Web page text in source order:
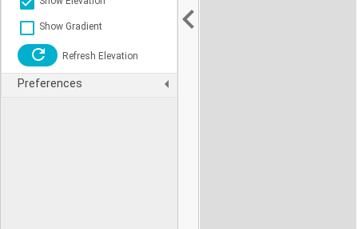
Show Gradient
Refresh Elevation
Preferences